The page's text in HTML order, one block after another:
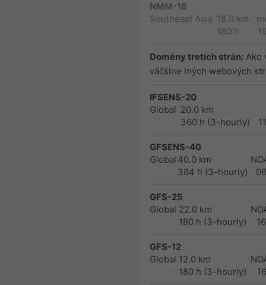
NMM-18
Southeast Asia 18.0 km
180 h
Domény tretích strán: Ako
väčšine iných webových
IFSENS-20
Global 20.0 km
360 h (3-hourly)
GFSENS-40
Global 40.0 km
384 h (3-hourly)
GFS-25
Global 22.0 km
180 h (3-hourly)
GFS-12
Global 12.0 km
180 h (3-hourly)